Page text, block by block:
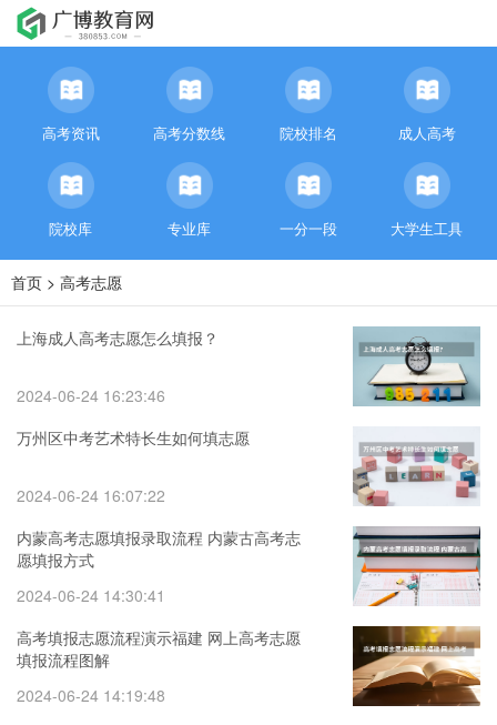
高考资讯 高考分数线 院校排名 成人高考
院校库 专业库 一分一段 大学生工具
首页 > 高考志愿
上海成人高考志愿怎么填报？
2024-06-24 16:23:46
万州区中考艺术特长生如何填志愿
2024-06-24 16:07:22
内蒙高考志愿填报录取流程 内蒙古高考志
愿填报方式
2024-06-24 14:30:41
高考填报志愿流程演示福建 网上高考志愿
填报流程图解
2024-06-24 14:19:48